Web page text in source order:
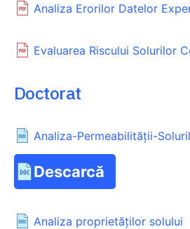
Analiza Erorilor Datelor
Evaluarea Riscului Solurilor
Doctorat
Analiza-Permeabilității-
Descarcă
Analiza proprietăților solului